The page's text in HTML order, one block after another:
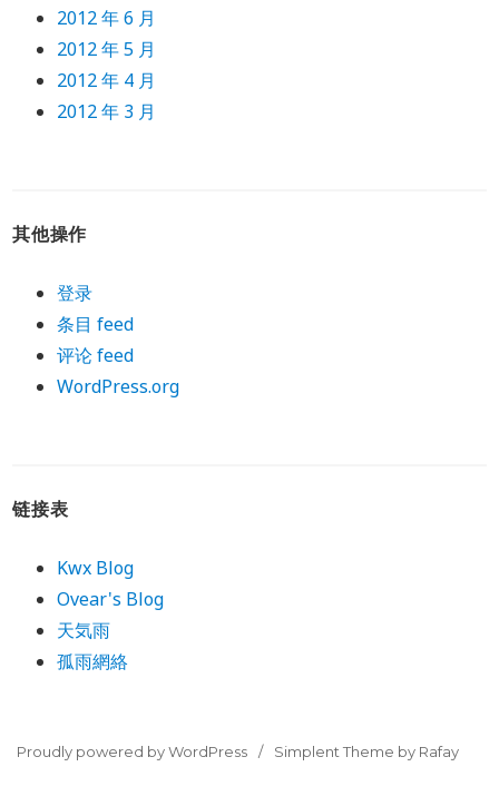
2012 年 6 月
2012 年 5 月
2012 年 4 月
2012 年 3 月
其他操作
登录
条目 feed
评论 feed
WordPress.org
链接表
Kwx Blog
Ovear's Blog
天気雨
孤雨網絡
Proudly powered by WordPress Simplent Theme by Rafay